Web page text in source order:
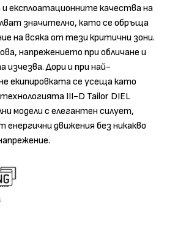
експлоатационните качества на
значително, като се обръща
на всяка от тези критични зони.
напрежението при обличане и
изчезва. Дори и при най-
екипировката се усеща като
III-D Tailor DIEL
модели с елегантен силует,
енергични движения без никакво